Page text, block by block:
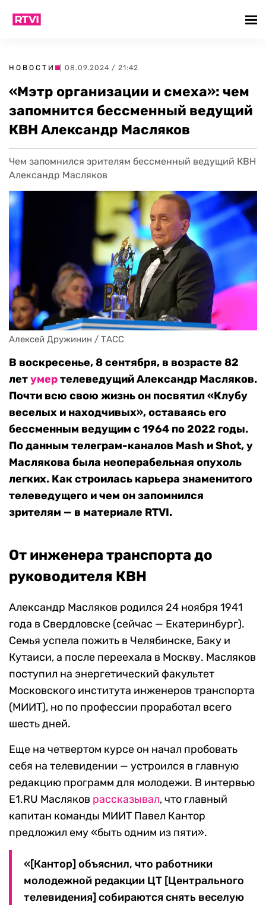
НОВОСТИ | 08.09.2024 / 21:42
«Мэтр организации и смеха»: чем
запомнится бессменный ведущий
КВН Александр Масляков
Чем запомнился зрителям бессменный ведущий КВН
Александр Масляков
Алексей Дружинин / ТАСС
В воскресенье, 8 сентября, в возрасте 82
летумертелеведущий Александр Масляков.
Почти всю свою жизнь он посвятил «Клубу
веселых и находчивых», оставаясь его
бессменным ведущим с 1964 по 2022 годы.
По данным телеграм-каналов Mash и Shot, у
Маслякова была неоперабельная опухоль
легких. Как строилась карьера знаменитого
телеведущего и чем он запомнился
зрителям — в материале RTVI.
От инженера транспорта до
руководителя КВН
Александр Масляков родился 24 ноября 1941
года в Свердловске (сейчас — Екатеринбург).
Семья успела пожить в Челябинске, Баку и
Кутаиси, а после переехала в Москву. Масляков
поступил на энергетический факультет
Московского института инженеров транспорта
(МИИТ), но по профессии проработал всего
шесть дней.
Еще на четвертом курсе он начал пробовать
себя на телевидении — устроился в главную
редакцию программ для молодежи. В интервью
E1.RU Масляков рассказывал, что главный
капитан команды МИИТ Павел Кантор
предложил ему «быть одним из пяти».
«[Кантор] объяснил, что работники
молодежной редакции ЦТ [Центрального
телевидения] собираются снять веселую